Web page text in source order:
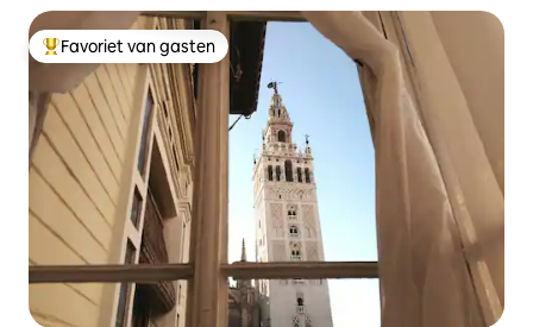
Topfavoriet van gasten
Favoriet van gasten